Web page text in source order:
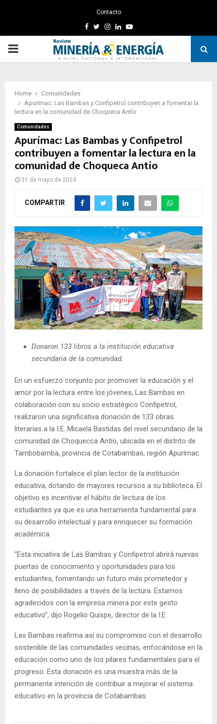
Contacto
Facebook
TwitterInstagram
LinkedinYoutube
PRIMARY
Home
Comunidades
Apurímac: Las Bambas y Confipetrol contribuyen a fomentar la
lectura en la comunidad de Choqueca Antío
Comunidades
Apurímac: Las Bambas y Confipetrol
contribuyen a fomentar la lectura en la
comunidad de Choqueca Antío
31 de mayo de 2024
COMPARTIR
Donaron 133 libros a la institución educativa
secundaria de la comunidad.
En un esfuerzo conjunto por promover la educación y el
amor por la lectura entre los jóvenes, Las Bambas en
colaboración con su socio estratégico Confipetrol,
realizaron una significativa donación de 133 obras
literarias a la I.E. Micaela Bastidas del nivel secundario de la
comunidad de Choquecca Antío, ubicada en el distrito de
Tambobamba, provincia de Cotabambas, región Apurímac.
La donación fortalece el plan lector de la institución
educativa, dotando de mayores recursos a su biblioteca. El
objetivo es incentivar el hábito de lectura de los
estudiantes ya que es una herramienta fundamental para
su desarrollo intelectual y para enriquecer su formación
académica.
“Esta iniciativa de Las Bambas y Confipetrol abrirá nuevas
puertas de conocimiento y oportunidades para los
estudiantes, fomentando un futuro más prometedor y
lleno de posibilidades a través de la lectura. Estamos
agradecidos con la empresa minera por este gesto
educativo”, dijo Rogelio Quispe, director de la I.E.
Las Bambas reafirma así su compromiso con el desarrollo
sostenible de las comunidades vecinas, enfocándose en la
educación como uno de los pilares fundamentales para el
progreso. Esta donación es una muestra más de la
permanente intención de contribuir a mejorar el sistema
educativo en la provincia de Cotabambas.